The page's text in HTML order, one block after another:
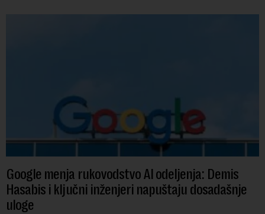
Google menja rukovodstvo AI odeljenja: Demis
Hasabis i ključni inženjeri napuštaju dosadašnje
uloge